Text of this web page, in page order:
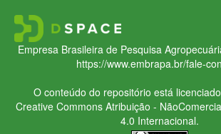
Empresa Brasileira de Pesquisa
https://www.embrapa.br/fale-
O conteúdo do repositório está
Creative CommonsAtribuição -
4.0 Internacional.